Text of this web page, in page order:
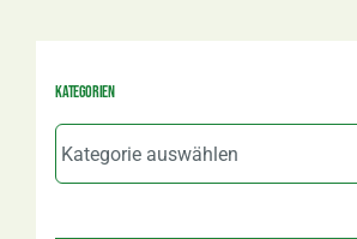
Kategorien
Kategorien